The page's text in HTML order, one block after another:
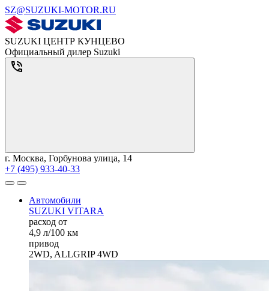
SZ@SUZUKI-MOTOR.RU
SUZUKI ЦЕНТР КУНЦЕВО
Официальный дилер Suzuki
г. Москва, Горбунова улица, 14
+7 (495) 933-40-33
Автомобили
SUZUKI VITARA
расход от
4,9 л/100 км
привод
2WD, ALLGRIP 4WD